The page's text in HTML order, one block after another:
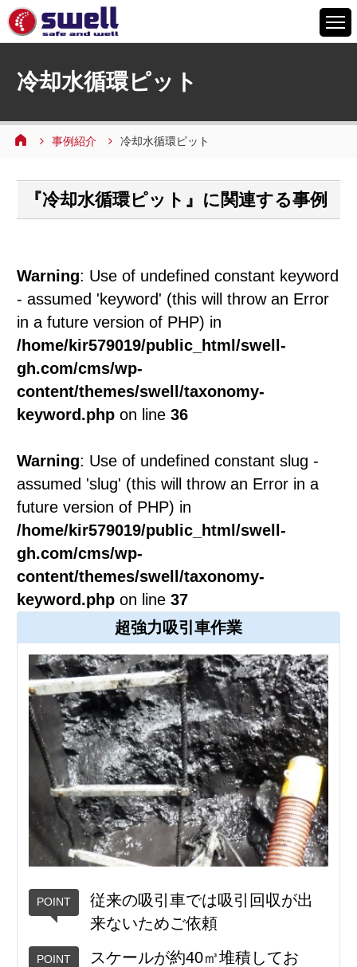
6つの特徴
設備案内
よくあるご質問
お問い合わせ
冷却水循環ピット
事例紹介 冷却水循環ピット
『冷却水循環ピット』に関連する事例
Warning: Use of undefined constant keyword
- assumed 'keyword' (this will throw an Error
in a future version of PHP) in
/home/kir579019/public_html/swell-
gh.com/cms/wp-
content/themes/swell/taxonomy-
keyword.phpon line 36
Warning: Use of undefined constant slug -
assumed 'slug' (this will throw an Error in a
future version of PHP) in
/home/kir579019/public_html/swell-
gh.com/cms/wp-
content/themes/swell/taxonomy-
keyword.phpon line 37
超強力吸引車作業
従来の吸引車では吸引回収が出
来ないためご依頼
スケールが約40㎥堆積してお